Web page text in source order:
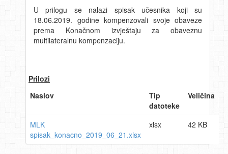
U prilogu se nalazi spisak učesnika koji su
18.06.2019. godine kompenzovali svoje obaveze
prema Konačnom izvještaju za obaveznu
multilateralnu kompenzaciju.
Prilozi
Naslov
Tip
datoteke
Veličina
MLK
spisak_konacno_2019_06_21.xlsx
xlsx 42 KB